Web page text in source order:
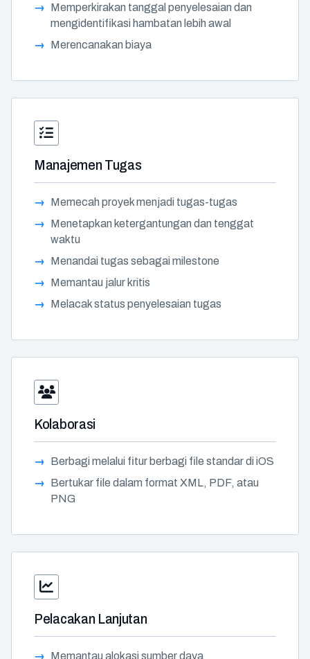
Memperkirakan tanggal penyelesaian dan
mengidentifikasi hambatan lebih awal
Merencanakan biaya
Manajemen Tugas
Memecah proyek menjadi tugas-tugas
Menetapkan ketergantungan dan tenggat
waktu
Menandai tugas sebagai milestone
Memantau jalur kritis
Melacak status penyelesaian tugas
Kolaborasi
Berbagi melalui fitur berbagi file standar di iOS
Bertukar file dalam format XML, PDF, atau
PNG
Pelacakan Lanjutan
Memantau alokasi sumber daya